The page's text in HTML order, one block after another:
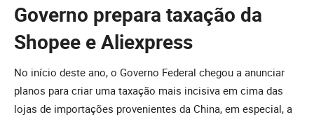
Governo prepara taxação da
Shopee e Aliexpress
No início deste ano, o Governo Federal chegou a anunciar
planos para criar uma taxação mais incisiva em cima das
lojas de importações provenientes da China, em especial, a